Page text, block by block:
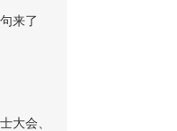
来了
大会、